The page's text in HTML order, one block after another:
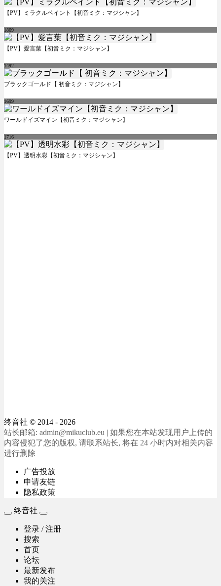
【PV】ミラクルペイント【初音ミク：マジシャン】
1809
【PV】愛言葉【初音ミク：マジシャン】
1492
ブラックゴールド【 初音ミク：マジシャン】
1699
ワールドイズマイン【初音ミク：マジシャン】
1716
【PV】透明水彩【初音ミク：マジシャン】
终音社 © 2014 - 2026
站长邮箱: admin@mikuclub.eu | 如果您在本站发现用户上传的
内容侵犯了您的版权, 请联系站长, 将在 24 小时内对相关内容
进行删除
广告投放
申请友链
隐私政策
终音社
登录 / 注册
搜索
首页
论坛
最新发布
我的关注